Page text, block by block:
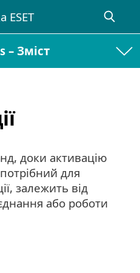
– Зміст
доки активацію
для
залежить від
або роботи